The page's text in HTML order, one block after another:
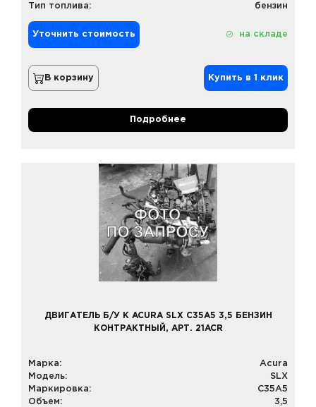
Тип топлива:
бензин
Уточнить стоимость на складе
В корзину Купить в 1 клик
Подробнее
ДВИГАТЕЛЬ Б/У К ACURA SLX C35A5 3,5 БЕНЗИН
КОНТРАКТНЫЙ, АРТ. 21ACR
Марка:
Acura
Модель:
SLX
Маркировка:
C35A5
Объем:
3,5